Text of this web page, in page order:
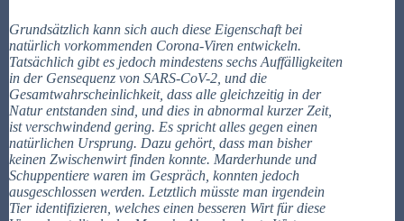
Grundsätzlich kann sich auch diese Eigenschaft bei
natürlich vorkommenden Corona-Viren entwickeln.
Tatsächlich gibt es jedoch mindestens sechs Auffälligkeiten
in der Gensequenz von SARS-CoV-2, und die
Gesamtwahrscheinlichkeit, dass alle gleichzeitig in der
Natur entstanden sind, und dies in abnormal kurzer Zeit,
ist verschwindend gering. Es spricht alles gegen einen
natürlichen Ursprung. Dazu gehört, dass man bisher
keinen Zwischenwirt finden konnte. Marderhunde und
Schuppentiere waren im Gespräch, konnten jedoch
ausgeschlossen werden. Letztlich müsste man irgendein
Tier identifizieren, welches einen besseren Wirt für diese